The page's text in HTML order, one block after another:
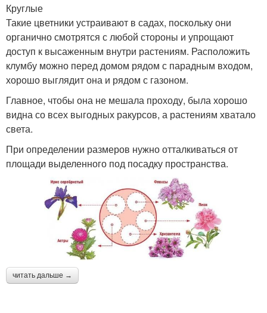
Круглые
Такие цветники устраивают в садах, поскольку они
органично смотрятся с любой стороны и упрощают
доступ к высаженным внутри растениям. Расположить
клумбу можно перед домом рядом с парадным входом,
хорошо выглядит она и рядом с газоном.
Главное, чтобы она не мешала проходу, была хорошо
видна со всех выгодных ракурсов, а растениям хватало
света.
При определении размеров нужно отталкиваться от
площади выделенного под посадку пространства.
читать дальше →